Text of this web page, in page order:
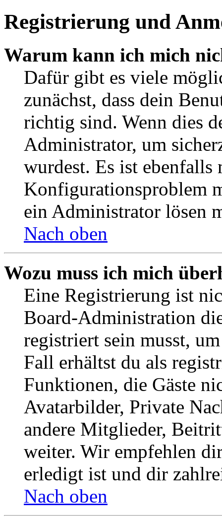
Registrierung und
Warum kann ich mich
Dafür gibt es viele
zunächst, dass dein
richtig sind. Wenn dies
Administrator, um
wurdest. Es ist ebenfalls
Konfigurationsproblem
ein Administrator lösen
Nach oben
Wozu muss ich mich
Eine Registrierung ist
Board-Administration
registriert sein musst,
Fall erhältst du als
Funktionen, die Gäste
Avatarbilder, Private
andere Mitglieder,
weiter. Wir empfehlen
erledigt ist und dir
Nach oben